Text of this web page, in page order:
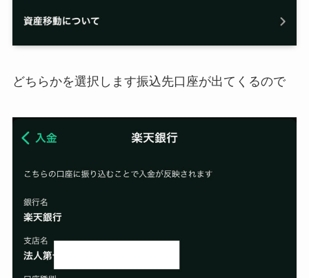
どちらかを選択します振込先口座が出てくるので